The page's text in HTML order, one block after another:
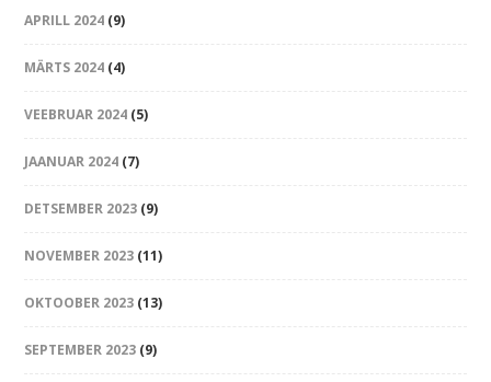
APRILL 2024 (9)
MÄRTS 2024 (4)
VEEBRUAR 2024 (5)
JAANUAR 2024 (7)
DETSEMBER 2023 (9)
NOVEMBER 2023 (11)
OKTOOBER 2023 (13)
SEPTEMBER 2023 (9)